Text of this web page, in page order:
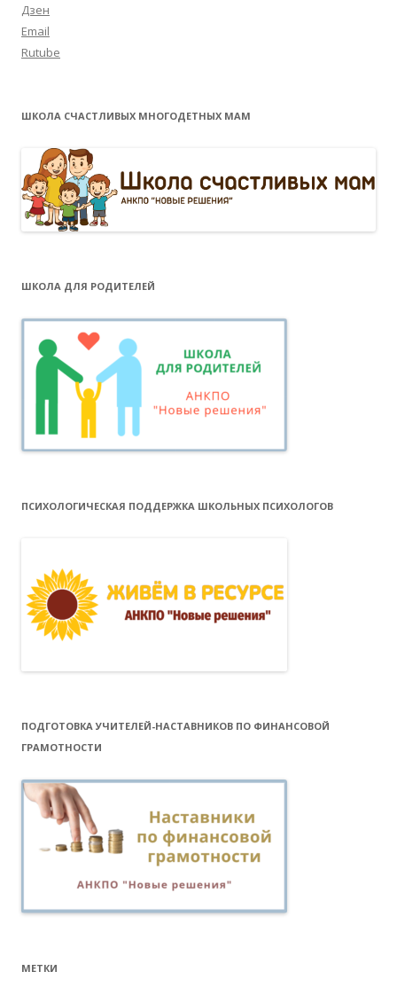
Дзен
Email
Rutube
ШКОЛА СЧАСТЛИВЫХ МНОГОДЕТНЫХ МАМ
ШКОЛА ДЛЯ РОДИТЕЛЕЙ
ПСИХОЛОГИЧЕСКАЯ ПОДДЕРЖКА ШКОЛЬНЫХ ПСИХОЛОГОВ
ПОДГОТОВКА УЧИТЕЛЕЙ-НАСТАВНИКОВ ПО ФИНАНСОВОЙ
ГРАМОТНОСТИ
МЕТКИ